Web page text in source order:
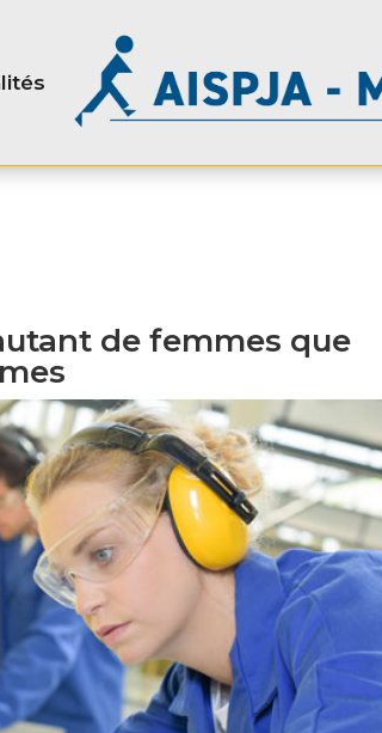
de femmes que